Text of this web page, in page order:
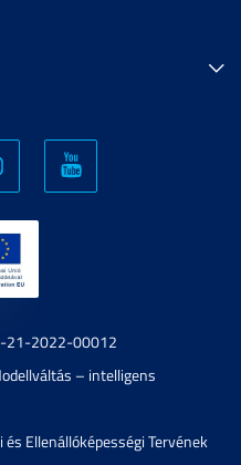
21-2022-00012
– intelligens
Ellenállóképességi Tervének